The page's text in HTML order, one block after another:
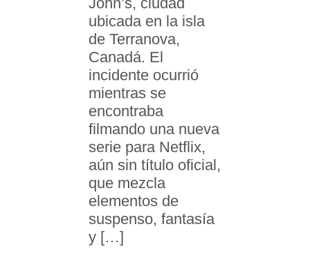
ubicada en la isla
de Terranova,
Canadá. El
incidente ocurrió
mientras se
encontraba
filmando una nueva
serie para Netflix,
aún sin título oficial,
que mezcla
elementos de
suspenso, fantasía
y […]